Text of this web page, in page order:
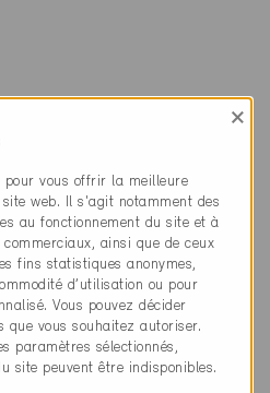
Ingénieurs Conseils SA
×
pour vous offrir la meilleure
web. Il s'agit notamment des
au fonctionnement du site et à
ainsi que de ceux
fins statistiques anonymes,
d’utilisation ou pour
Vous pouvez décider
que vous souhaitez autoriser.
paramètres sélectionnés,
site peuvent être indisponibles.